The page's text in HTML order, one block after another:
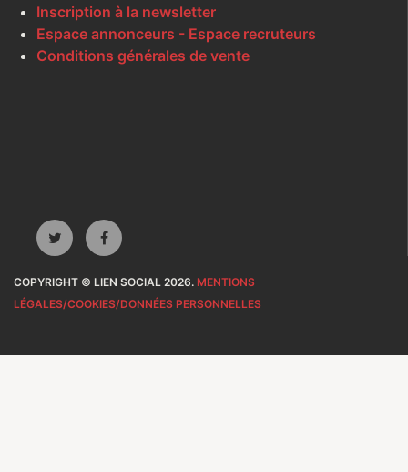
Inscription à la newsletter
Espace annonceurs - Espace recruteurs
Conditions générales de vente
COPYRIGHT © LIEN SOCIAL 2026. MENTIONS
LÉGALES/COOKIES/DONNÉES PERSONNELLES